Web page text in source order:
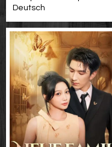
Deutsch